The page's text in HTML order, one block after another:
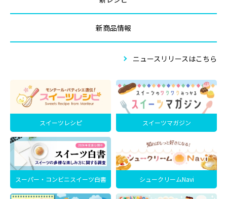
新商品情報
ニュースリリースはこちら
スイーツレシピ スイーツマガジン
スーパー・コンビニスイーツ白書 シュークリームNavi